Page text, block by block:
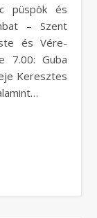
püspök és
– Szent
és Vére-
7.00: Guba
Keresztes